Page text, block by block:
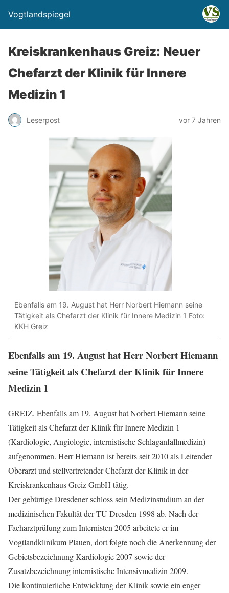
Vogtlandspiegel
Kreiskrankenhaus Greiz: Neuer
Chefarzt der Klinik für Innere
Medizin 1
Leserpost vor 7 Jahren
Ebenfalls am 19. August hat Herr Norbert Hiemann seine
Tätigkeit als Chefarzt der Klinik für Innere Medizin 1 Foto:
KKH Greiz
Ebenfalls am 19. August hat Herr Norbert Hiemann
seine Tätigkeit als Chefarzt der Klinik für Innere
Medizin 1
GREIZ. Ebenfalls am 19. August hat Norbert Hiemann seine
Tätigkeit als Chefarzt der Klinik für Innere Medizin 1
(Kardiologie, Angiologie, internistische Schlaganfallmedizin)
aufgenommen. Herr Hiemann ist bereits seit 2010 als Leitender
Oberarzt und stellvertretender Chefarzt der Klinik in der
Kreiskrankenhaus Greiz GmbH tätig.
Der gebürtige Dresdener schloss sein Medizinstudium an der
medizinischen Fakultät der TU Dresden 1998 ab. Nach der
Facharztprüfung zum Internisten 2005 arbeitete er im
Vogtlandklinikum Plauen, dort folgte noch die Anerkennung der
Gebietsbezeichnung Kardiologie 2007 sowie der
Zusatzbezeichnung internistische Intensivmedizin 2009.
Die kontinuierliche Entwicklung der Klinik sowie ein enger